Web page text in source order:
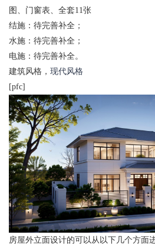
图、门窗表、全套11张
结施：待完善补全；
水施：待完善补全；
电施：待完善补全。
建筑风格， 现代风格
[pfc]
房屋外立面设计的可以从以下几个方面